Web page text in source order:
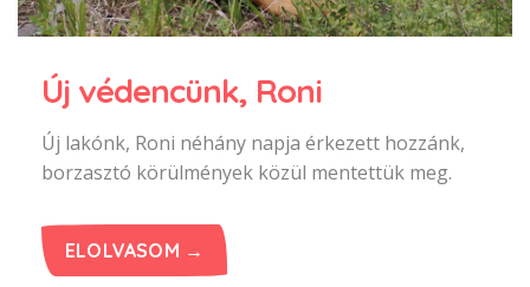
Új védencünk, Roni
Új lakónk, Roni néhány napja érkezett hozzánk,
borzasztó körülmények közül mentettük meg.
ELOLVASOM →